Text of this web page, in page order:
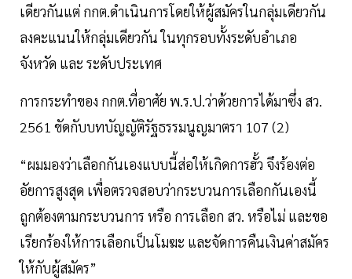
เดียวกันแต่ กกต.ดำเนินการโดยให้ผู้สมัครในกลุ่มเดียวกัน
ลงคะแนนให้กลุ่มเดียวกัน ในทุกรอบทั้งระดับอำเภอ
จังหวัด และ ระดับประเทศ
การกระทำของ กกต.ที่อาศัย พ.ร.ป.ว่าด้วยการได้มาซึ่ง สว.
2561 ขัดกับบทบัญญัติรัฐธรรมนูญมาตรา 107 (2)
“ผมมองว่าเลือกกันเองแบบนี้ส่อให้เกิดการฮั้ว จึงร้องต่อ
อัยการสูงสุด เพื่อตรวจสอบว่ากระบวนการเลือกกันเองนี้
ถูกต้องตามกระบวนการ หรือ การเลือก สว. หรือไม่ และขอ
เรียกร้องให้การเลือกเป็นโมฆะ และจัดการคืนเงินค่าสมัคร
ให้กับผู้สมัคร”